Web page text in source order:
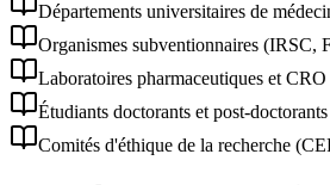
Départements universitaires de
Organismes subventionnaires (IRSC,
Laboratoires pharmaceutiques et CRO
Étudiants doctorants et post-doctorants
Comités d'éthique de la recherche